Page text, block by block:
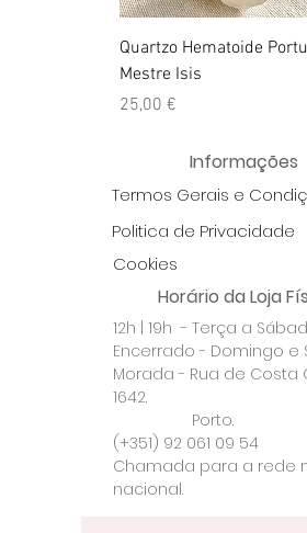
Quartzo Hematoide
Mestre Isis
Preço
25,00 €
Informações
Termos Gerais e
Politica de Privacidade
Cookies
Horário da Loja
12h | 19h - Terça a
Encerrado - Domingo e
Morada - Rua de Costa
1642.
Porto.
(+351) 92 061 09 54
Chamada para a rede
nacional.